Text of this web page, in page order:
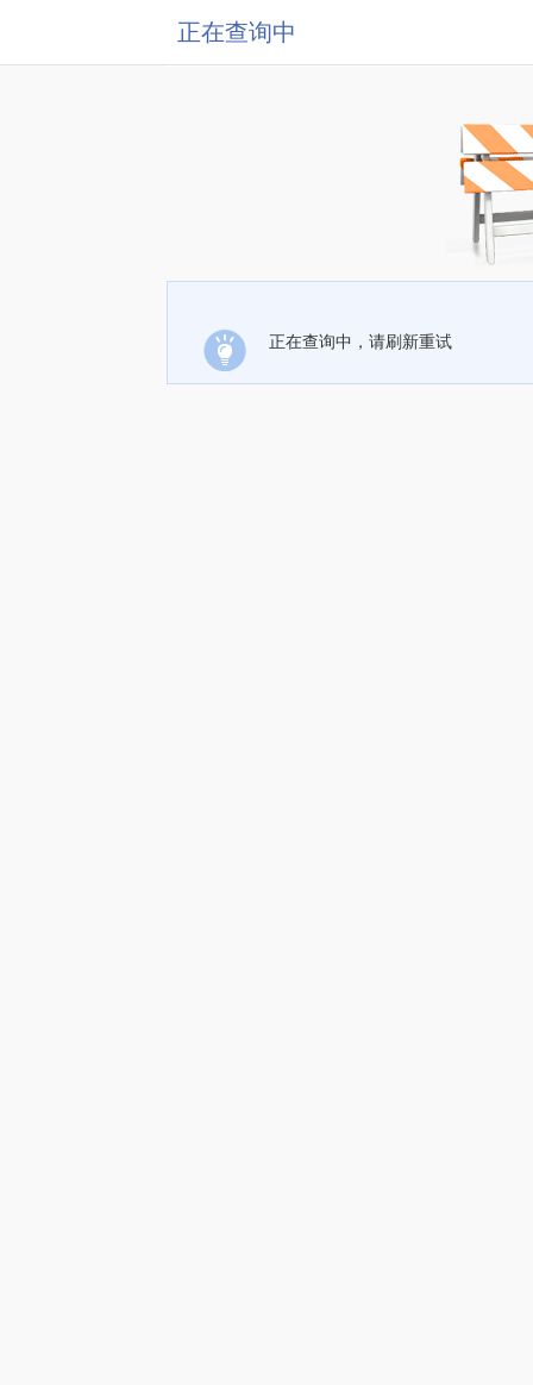
正在查询中
正在查询中，请刷新重试